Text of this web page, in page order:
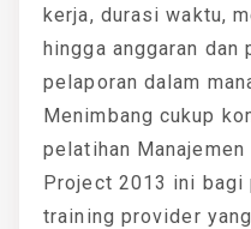
kerja, durasi waktu,
hingga anggaran dan
pelaporan dalam
Menimbang cukup
pelatihan
Project 2013 ini bagi
training provider